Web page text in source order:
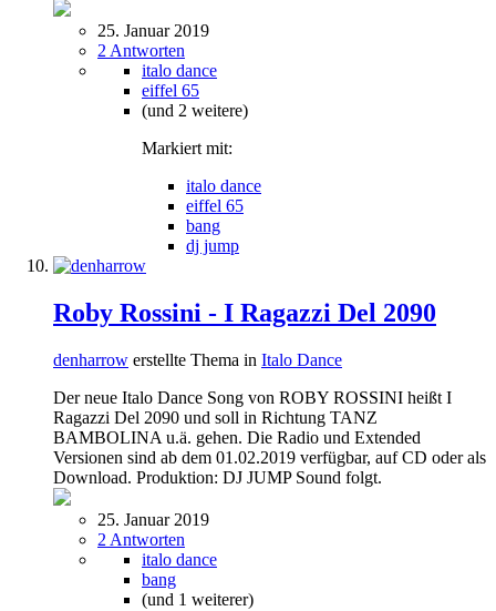
25. Januar 2019
2 Antworten
italo dance
eiffel 65
(und 2 weitere)
Markiert mit:
italo dance
eiffel 65
bang
dj jump
Roby Rossini - I Ragazzi Del 2090
denharrow erstellte Thema in Italo Dance
Der neue Italo Dance Song von ROBY ROSSINI heißt I
Ragazzi Del 2090 und soll in Richtung TANZ
BAMBOLINA u.ä. gehen. Die Radio und Extended
Versionen sind ab dem 01.02.2019 verfügbar, auf CD oder als
Download. Produktion: DJ JUMP Sound folgt.
25. Januar 2019
2 Antworten
italo dance
bang
(und 1 weiterer)